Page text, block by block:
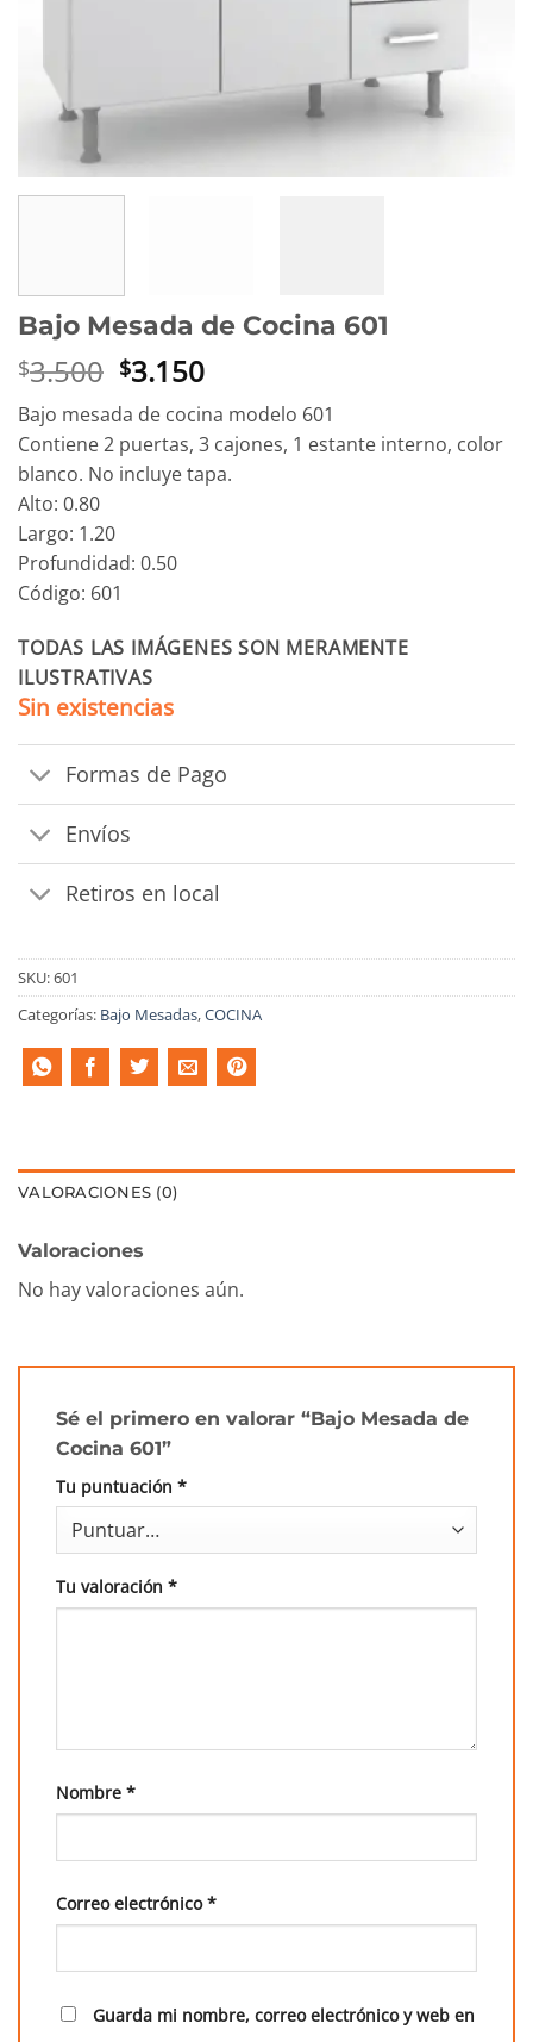
Bajo Mesada de Cocina 601
$3.500 El
precio
original
era:
$3.500.
$3.150El
precio
actual
es:
$3.150.
Bajo mesada de cocina modelo 601
Contiene 2 puertas, 3 cajones, 1 estante interno, color
blanco. No incluye tapa.
Alto: 0.80
Largo: 1.20
Profundidad: 0.50
Código: 601
TODAS LAS IMÁGENES SON MERAMENTE
ILUSTRATIVAS
Sin existencias
Formas de Pago
Envíos
Retiros en local
SKU:601
Categorías: Bajo Mesadas,COCINA
VALORACIONES (0)
Valoraciones
No hay valoraciones aún.
Sé el primero en valorar “Bajo Mesada de
Cocina 601”
Tu puntuación *
Tu valoración *
Nombre *
Correo electrónico*
Guarda mi nombre, correo electrónico y web en